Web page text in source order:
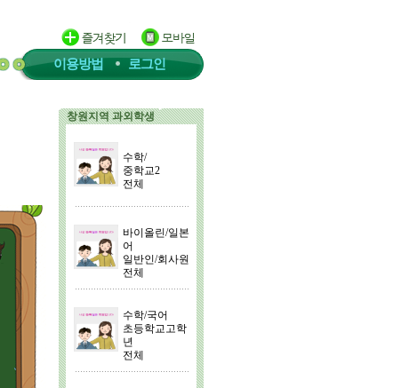
이용방법 로그인
창원지역 과외학생
수학/
중학교2
전체
바이올린/일본
어
일반인/회사원
전체
수학/국어
초등학교고학
년
전체